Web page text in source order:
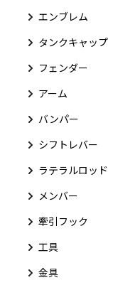
エンブレム
タンクキャップ
フェンダー
アーム
バンパー
シフトレバー
ラテラルロッド
メンバー
牽引フック
工具
金具